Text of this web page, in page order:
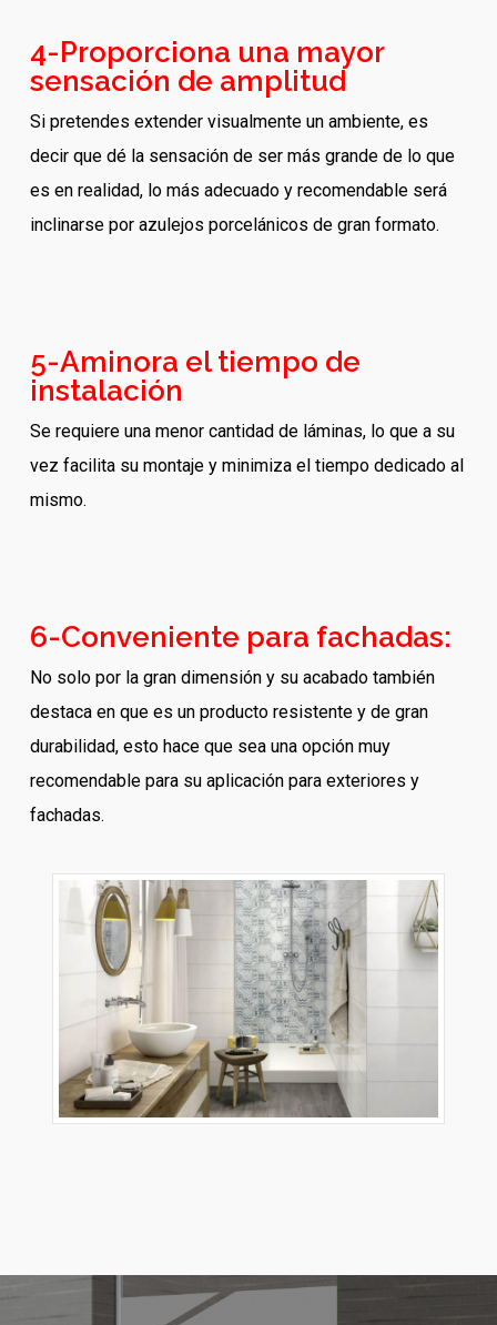
4-Proporciona una mayor
sensación de amplitud
Si pretendes extender visualmente un ambiente, es
decir que dé la sensación de ser más grande de lo que
es en realidad, lo más adecuado y recomendable será
inclinarse por azulejos porcelánicos de gran formato.
5-Aminora el tiempo de
instalación
Se requiere una menor cantidad de láminas, lo que a su
vez facilita su montaje y minimiza el tiempo dedicado al
mismo.
6-Conveniente para fachadas:
No solo por la gran dimensión y su acabado también
destaca en que es un producto resistente y de gran
durabilidad, esto hace que sea una opción muy
recomendable para su aplicación para exteriores y
fachadas.